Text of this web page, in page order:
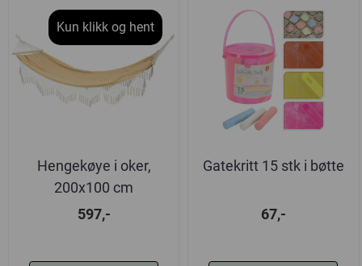
Kun klikk og hent
Hengekøye i oker,
200x100 cm
597,-
Gatekritt 15 stk i bøtte
67,-